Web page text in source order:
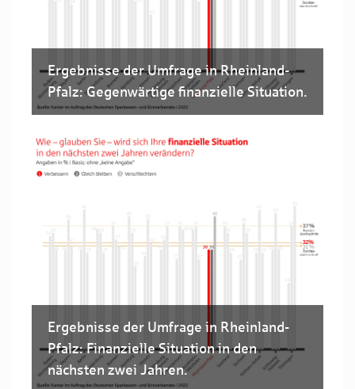
Ergebnisse der Umfrage in Rheinland-
Pfalz: Gegenwärtige finanzielle Situation.
Ergebnisse der Umfrage in Rheinland-
Pfalz: Finanzielle Situation in den
nächsten zwei Jahren.